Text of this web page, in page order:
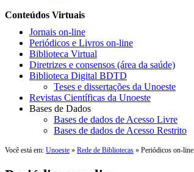
Conteúdos Virtuais
Jornais on-line
Periódicos e Livros on-line
Biblioteca Virtual
Diretrizes e consensos (área da saúde)
Biblioteca Digital BDTD
Teses e dissertações da Unoeste
Revistas Científicas da Unoeste
Bases de Dados
Bases de dados de Acesso Livre
Bases de dados de Acesso Restrito
Você está em: Unoeste » Rede de Bibliotecas » Periódicos on-line